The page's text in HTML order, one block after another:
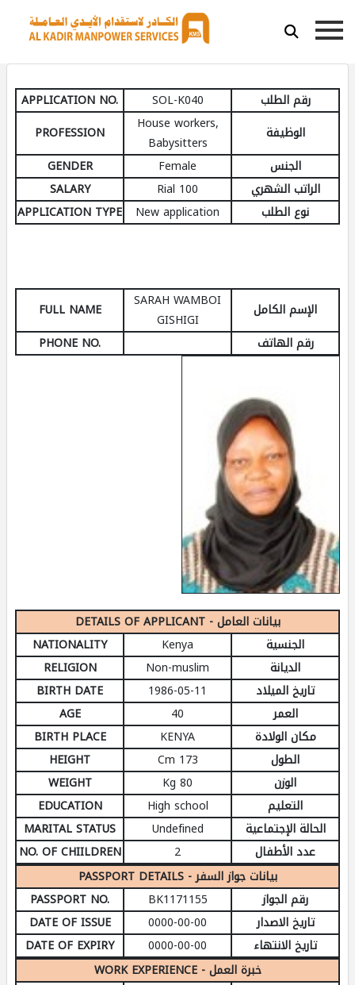
رقم الطلب SOL-K040
APPLICATION NO.
الوظيفة
House workers,
Babysitters
PROFESSION
الجنس
Female
GENDER
الراتب الشهري
100 Rial
SALARY
نوع الطلب
New application
APPLICATION TYPE
الإسم الكامل
SARAH WAMBOI
GISHIGI
FULL NAME
رقم الهاتف
PHONE NO.
DETAILS OF APPLICANT - بيانات العامل
الجنسية
Kenya
NATIONALITY
الديانة
Non-muslim
RELIGION
تاريخ الميلاد
1986-05-11
BIRTH DATE
العمر
40
AGE
مكان الولادة
KENYA
BIRTH PLACE
الطول
173 Cm
HEIGHT
الوزن
80 Kg
WEIGHT
التعليم
High school
EDUCATION
الحالة الإجتماعية
Undefined
MARITAL STATUS
عدد الأطفال
2
NO. OF CHIILDREN
PASSPORT DETAILS - بيانات جواز السفر
رقم الجواز
BK1171155
PASSPORT NO.
تاريخ الاصدار
0000-00-00
DATE OF ISSUE
تاريخ الانتهاء
0000-00-00
DATE OF EXPIRY
WORK EXPERIENCE - خبرة العمل